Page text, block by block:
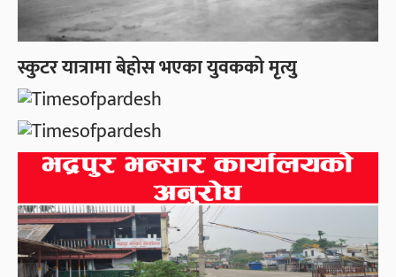
स्कुटर यात्रामा बेहोस भएका युवकको मृत्यु